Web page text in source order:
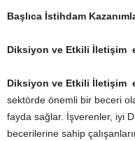
Başlıca İstihdam
Diksiyon ve Etkili İletişim
Diksiyon ve Etkili İletişim
sektörde önemli bir beceri
fayda sağlar. İşverenler, iyi
becerilerine sahip